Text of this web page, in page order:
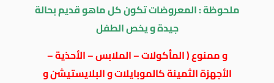
ملحوظة : المعروضات تكون كل ماهو قديم بحالة
جيدة و يخص الطفل
و ممنوع ( المأكولات – الملابس – الأحذية –
الأجهزة الثمينة كالموبايلات و البلايستيشن و